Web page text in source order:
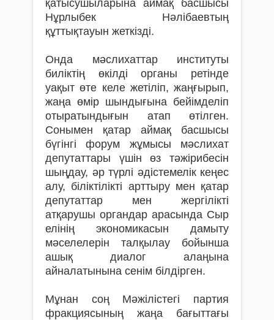
қатысушыларына аймақ басшысы
Нұрлыбек Нәлібаевтың
құттықтауын жеткізді.
Онда мәслихаттар институты
биліктің өкілді органы ретінде
уақыт өте келе жетіліп, жаңғырып,
жаңа өмір шындығына бейімделіп
отыратындығын атап өтілген.
Сонымен қатар аймақ басшысы
бүгінгі форум жұмысы мәслихат
депутаттары үшін өз тәжірибесін
шыңдау, әр түрлі әдістемелік кеңес
алу, біліктілікті арттыру мен қатар
депутаттар мен жергілікті
атқарушы органдар арасында Сыр
елінің экономикасын дамыту
мәселелерін талқылау бойынша
ашық диалог алаңына
айналатынына сенім білдірген.
Мұнан соң Мәжілістегі партия
фракциясының жаңа бағыттағы